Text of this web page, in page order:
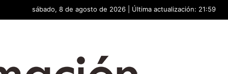
sábado, 8 de agosto de 2026 | Última actualización: 21:59